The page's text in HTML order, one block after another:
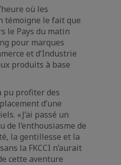
où les
témoigne le fait que
le Pays du matin
pour marques
et d’Industrie
produits à base
pu profiter des
d’une
« J’ai passé un
de l’enthousiasme de
la gentillesse et la
la FKCCI n’aurait
cette aventure